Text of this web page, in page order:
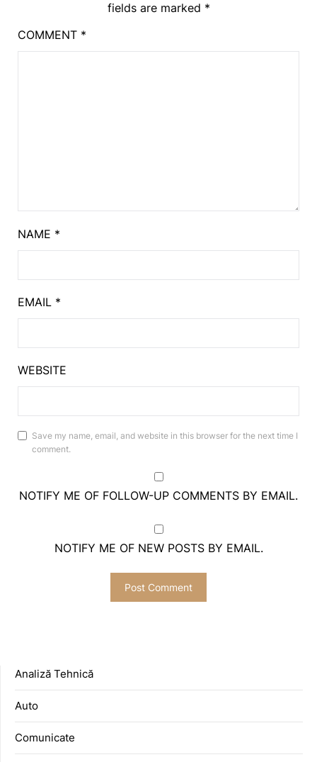
fields are marked *
COMMENT *
NAME *
EMAIL *
WEBSITE
Save my name, email, and website in this browser for the next time I
comment.
NOTIFY ME OF FOLLOW-UP COMMENTS BY EMAIL.
NOTIFY ME OF NEW POSTS BY EMAIL.
Analiză Tehnică
Auto
Comunicate